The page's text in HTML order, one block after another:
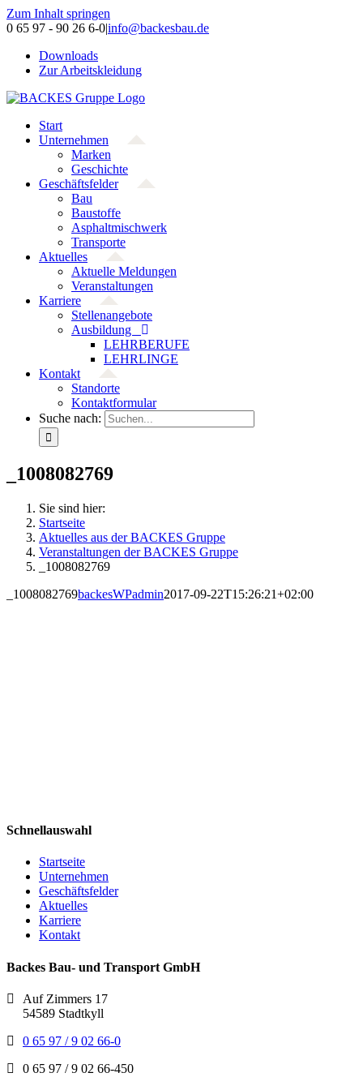
Zum Inhalt springen
0 65 97 - 90 26 6-0|info@backesbau.de
Downloads
Zur Arbeitskleidung
Start
Unternehmen
Marken
Geschichte
Geschäftsfelder
Bau
Baustoffe
Asphaltmischwerk
Transporte
Aktuelles
Aktuelle Meldungen
Veranstaltungen
Karriere
Stellenangebote
Ausbildung
LEHRBERUFE
LEHRLINGE
Kontakt
Standorte
Kontaktformular
Suche nach:
_1008082769
Sie sind hier:
Startseite
Aktuelles aus der BACKES Gruppe
Veranstaltungen der BACKES Gruppe
_1008082769
_1008082769backesWPadmin2017-09-22T15:26:21+02:00
Schnellauswahl
Startseite
Unternehmen
Geschäftsfelder
Aktuelles
Karriere
Kontakt
Backes Bau- und Transport GmbH
Auf Zimmers 17
54589 Stadtkyll
0 65 97 / 9 02 66-0
0 65 97 / 9 02 66-450